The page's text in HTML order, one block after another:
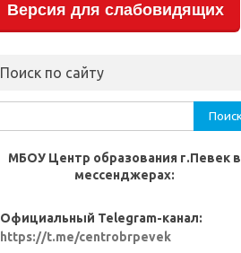
Версия для слабовидящих
Поиск по сайту
МБОУ Центр образования г.Певек в
мессенджерах:
Официальный Telegram-канал:
https://t.me/centrobrpevek